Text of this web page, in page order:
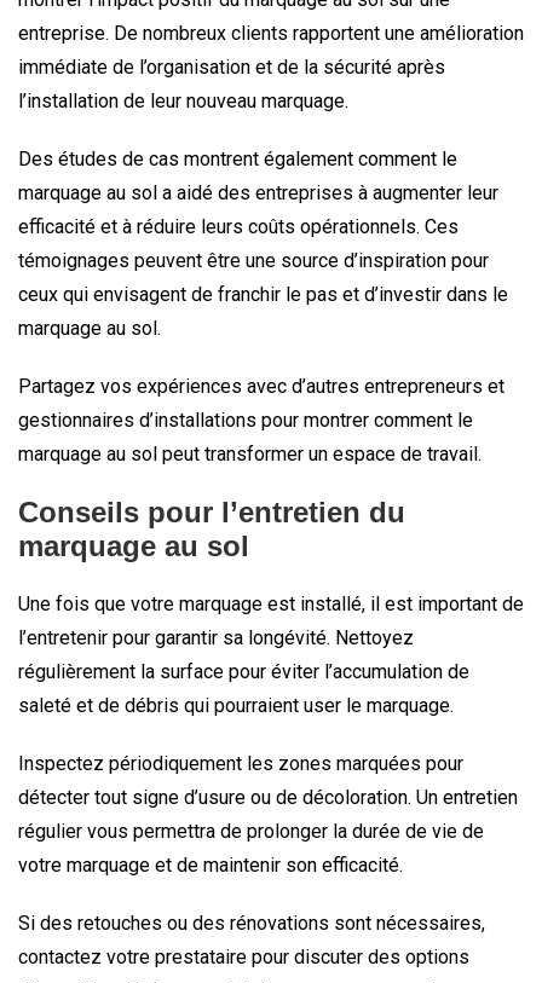
entreprise. De nombreux clients rapportent une amélioration
immédiate de l’organisation et de la sécurité après
l’installation de leur nouveau marquage.
Des études de cas montrent également comment le
marquage au sol a aidé des entreprises à augmenter leur
efficacité et à réduire leurs coûts opérationnels. Ces
témoignages peuvent être une source d’inspiration pour
ceux qui envisagent de franchir le pas et d’investir dans le
marquage au sol.
Partagez vos expériences avec d’autres entrepreneurs et
gestionnaires d’installations pour montrer comment le
marquage au sol peut transformer un espace de travail.
Conseils pour l’entretien du
marquage au sol
Une fois que votre marquage est installé, il est important de
l’entretenir pour garantir sa longévité. Nettoyez
régulièrement la surface pour éviter l’accumulation de
saleté et de débris qui pourraient user le marquage.
Inspectez périodiquement les zones marquées pour
détecter tout signe d’usure ou de décoloration. Un entretien
régulier vous permettra de prolonger la durée de vie de
votre marquage et de maintenir son efficacité.
Si des retouches ou des rénovations sont nécessaires,
contactez votre prestataire pour discuter des options